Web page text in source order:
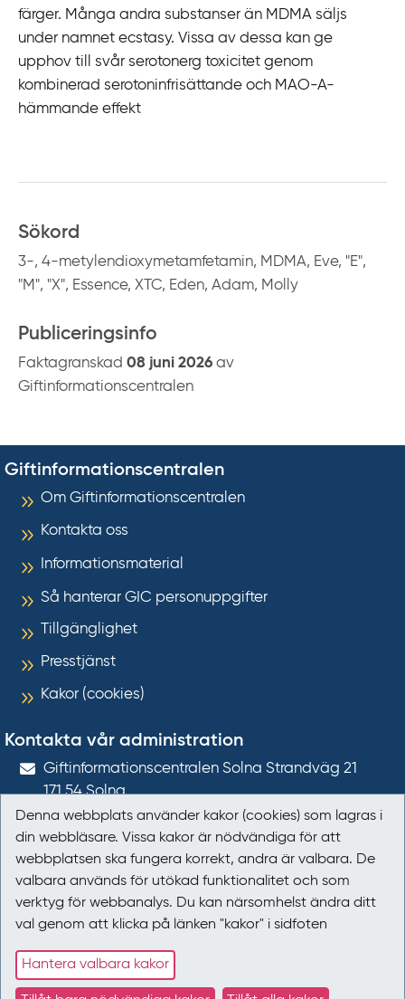
Denna webbplats använder kakor (cookies) som lagras i
din webbläsare. Vissa kakor är nödvändiga för att
webbplatsen ska fungera korrekt, andra är valbara. De
valbara används för utökad funktionalitet och som
verktyg för webbanalys. Du kan närsomhelst ändra ditt
val genom att klicka på länken "kakor" i sidfoten
Hantera valbara kakor
färger. Många andra substanser än MDMA säljs
under namnet ecstasy. Vissa av dessa kan ge
upphov till svår serotonerg toxicitet genom
kombinerad serotoninfrisättande och MAO-A-
hämmande effekt
Sökord
3-, 4-metylendioxymetamfetamin, MDMA, Eve, "E",
"M", "X", Essence, XTC, Eden, Adam, Molly
Publiceringsinfo
Faktagranskad 08 juni 2026 av
Giftinformationscentralen
Giftinformationscentralen
Om Giftinformationscentralen
Kontakta oss
Informationsmaterial
Så hanterar GIC personuppgifter
Tillgänglighet
Presstjänst
Kakor (cookies)
Kontakta vår administration
Gift­informations­centralen Solna Strandväg 21
171 54 Solna
giftinformation@gic.se
Följ oss
Följ oss på Facebook